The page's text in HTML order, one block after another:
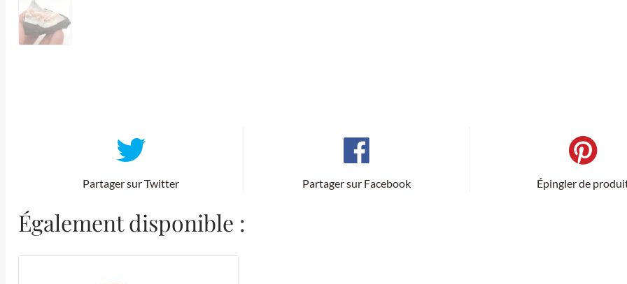
Partager sur Twitter Partager sur Facebook Épingler de
Également disponible :